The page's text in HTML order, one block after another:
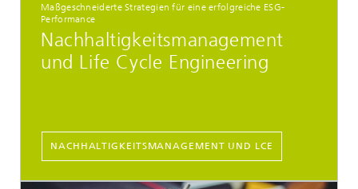
Maßgeschneiderte Strategien für eine erfolgreiche ESG-
Performance
Nachhaltigkeitsmanagement
und Life Cycle Engineering
NACHHALTIGKEITSMANAGEMENT UND LCE